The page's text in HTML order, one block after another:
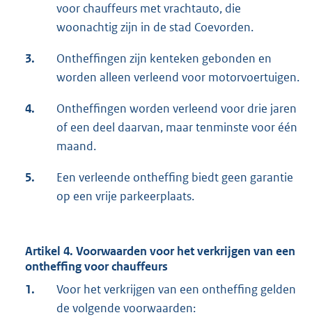
voor chauffeurs met vrachtauto, die
woonachtig zijn in de stad Coevorden.
3.
Ontheffingen zijn kenteken gebonden en
worden alleen verleend voor motorvoertuigen.
4.
Ontheffingen worden verleend voor drie jaren
of een deel daarvan, maar tenminste voor één
maand.
5.
Een verleende ontheffing biedt geen garantie
op een vrije parkeerplaats.
Artikel 4. Voorwaarden voor het verkrijgen van een
ontheffing voor chauffeurs
1.
Voor het verkrijgen van een ontheffing gelden
de volgende voorwaarden: